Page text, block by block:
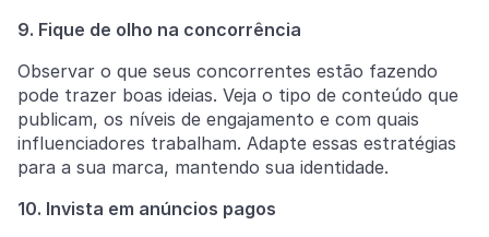
9. Fique de olho na concorrência
Observar o que seus concorrentes estão fazendo
pode trazer boas ideias. Veja o tipo de conteúdo que
publicam, os níveis de engajamento e com quais
influenciadores trabalham. Adapte essas estratégias
para a sua marca, mantendo sua identidade.
10. Invista em anúncios pagos